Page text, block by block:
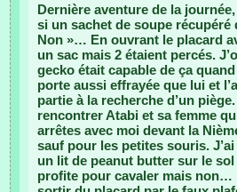
Dernière aventure de la
si un sachet de soupe récupéré
Non »… En ouvrant le placard
un sac mais 2 étaient percés.
gecko était capable de ça
porte aussi effrayée que lui et
partie à la recherche d’un
rencontrer Atabi et sa femme
arrêtes avec moi devant la
sauf pour les petites souris.
un lit de peanut butter sur le
profite pour cavaler mais non…